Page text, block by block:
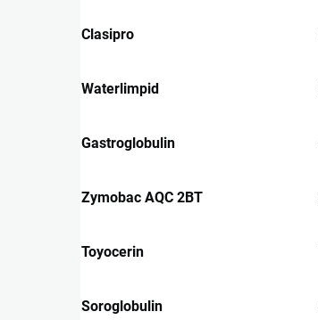
Clasipro
Waterlimpid
Gastroglobulin
Zymobac AQC 2BT
Toyocerin
Soroglobulin